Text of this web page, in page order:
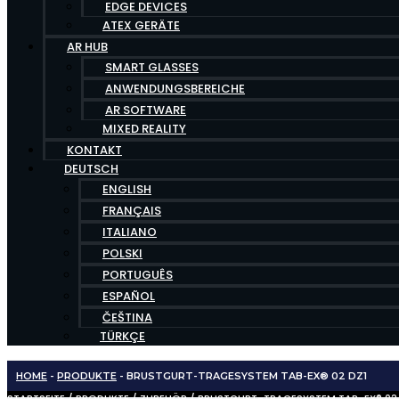
EDGE DEVICES
ATEX GERÄTE
AR HUB
SMART GLASSES
ANWENDUNGSBEREICHE
AR SOFTWARE
MIXED REALITY
KONTAKT
DEUTSCH
ENGLISH
FRANÇAIS
ITALIANO
POLSKI
PORTUGUÊS
ESPAÑOL
ČEŠTINA
TÜRKÇE
HOME - PRODUKTE - BRUSTGURT-TRAGESYSTEM TAB-EX® 02 DZ1